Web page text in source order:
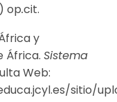
op.cit.
y
África. Sistema
Web:
sitio/